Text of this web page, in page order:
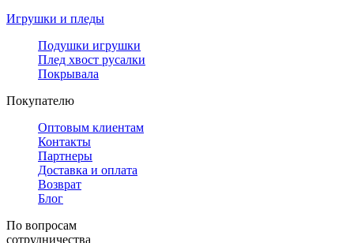
Игрушки и пледы
Подушки игрушки
Плед хвост русалки
Покрывала
Покупателю
Оптовым клиентам
Контакты
Партнеры
Доставка и оплата
Возврат
Блог
По вопросам
сотрудничества